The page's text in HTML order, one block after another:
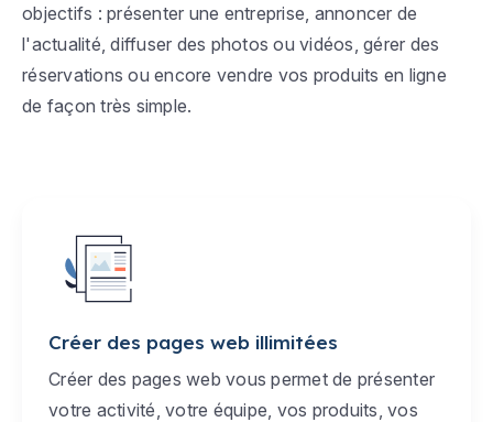
objectifs : présenter une entreprise, annoncer de
l'actualité, diffuser des photos ou vidéos, gérer des
réservations ou encore vendre vos produits en ligne
de façon très simple.
Créer des pages web illimitées
Créer des pages web vous permet de présenter
votre activité, votre équipe, vos produits, vos